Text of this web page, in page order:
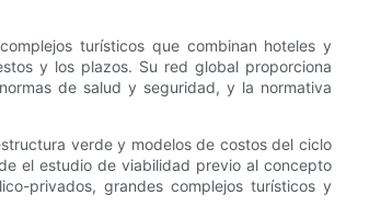
turísticos que combinan hoteles y
y los plazos. Su red global proporciona
de salud y seguridad, y la normativa
verde y modelos de costos del ciclo
el estudio de viabilidad previo al concepto
privados, grandes complejos turísticos y